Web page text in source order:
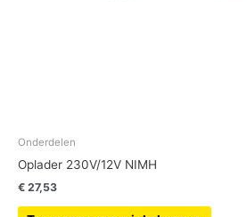
Onderdelen
Oplader 230V/12V NIMH
€ 27,53